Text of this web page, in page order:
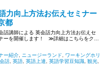
力向上方法お伝えセミナー
都
話講師による 英会話力向上方法お伝えセ
ーを開催します！ ≫詳細はこちらをクリ
ー紹介, ニュージーランド, ワーキングホリ
話, 英語, 英語上達, 英語学習豆知識, 観光,